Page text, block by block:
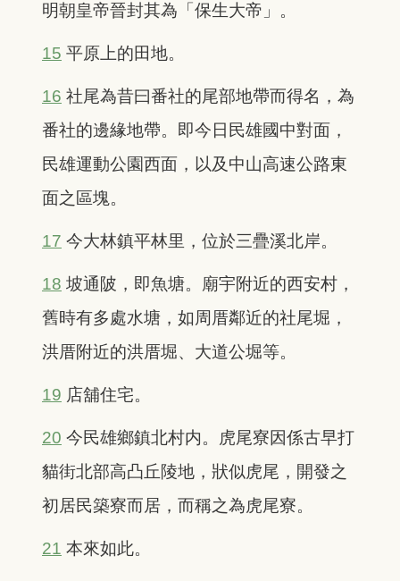
明朝皇帝晉封其為「保生大帝」。
15 平原上的田地。
16 社尾為昔曰番社的尾部地帶而得名，為
番社的邊緣地帶。即今日民雄國中對面，
民雄運動公園西面，以及中山高速公路東
面之區塊。
17 今大林鎮平林里，位於三疊溪北岸。
18 坡通陂，即魚塘。廟宇附近的西安村，
舊時有多處水塘，如周厝鄰近的社尾堀，
洪厝附近的洪厝堀、大道公堀等。
19 店舖住宅。
20 今民雄鄉鎮北村内。虎尾寮因係古早打
貓街北部高凸丘陵地，狀似虎尾，開發之
初居民築寮而居，而稱之為虎尾寮。
21 本來如此。